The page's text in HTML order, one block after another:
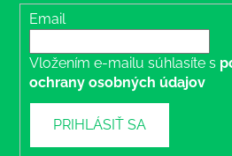
Email
Vložením e-mailu súhlasíte s
ochrany osobných údajov
PRIHLÁSIŤ SA